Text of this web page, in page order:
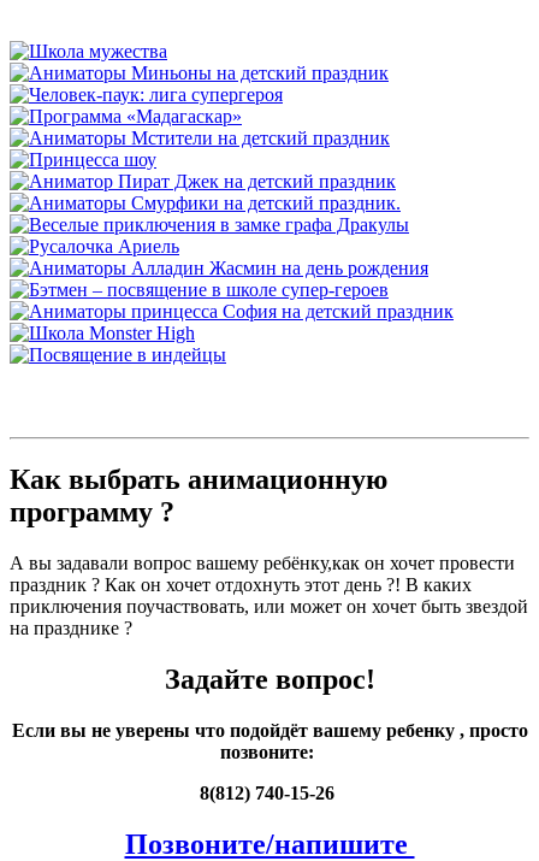
Как выбрать анимационную
программу ?
А вы задавали вопрос вашему ребёнку,как он хочет провести
праздник ? Как он хочет отдохнуть этот день ?! В каких
приключения поучаствовать, или может он хочет быть звездой
на празднике ?
Задайте вопрос!
Если вы не уверены что подойдёт вашему ребенку , просто
позвоните:
8(812) 740-15-26
Позвоните/напишите